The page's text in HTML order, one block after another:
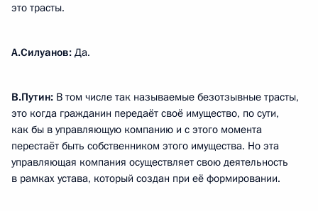
это трасты.
А.Силуанов: Да.
В.Путин: В том числе так называемые безотзывные трасты,
это когда гражданин передаёт своё имущество, по сути,
как бы в управляющую компанию и с этого момента
перестаёт быть собственником этого имущества. Но эта
управляющая компания осуществляет свою деятельность
в рамках устава, который создан при её формировании.